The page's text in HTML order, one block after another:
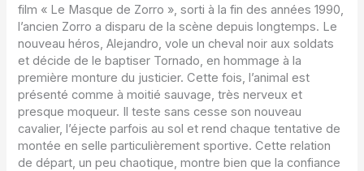
film « Le Masque de Zorro », sorti à la fin des années 1990,
l’ancien Zorro a disparu de la scène depuis longtemps. Le
nouveau héros, Alejandro, vole un cheval noir aux soldats
et décide de le baptiser Tornado, en hommage à la
première monture du justicier. Cette fois, l’animal est
présenté comme à moitié sauvage, très nerveux et
presque moqueur. Il teste sans cesse son nouveau
cavalier, l’éjecte parfois au sol et rend chaque tentative de
montée en selle particulièrement sportive. Cette relation
de départ, un peu chaotique, montre bien que la confiance